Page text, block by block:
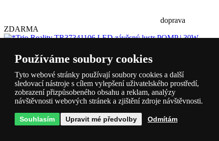
doprava
ZDARMA
*Trio Reality TR37341106 LED závěsný
lustr POMP | 30W integrovaný LED zdroj | 4300lm | 2700-
6500KKód: TR37341106
skladem > 10 ks
3 254 Kč Ušetříte -30 %
Koupit
Používáme soubory cookies
Tyto webové stránky používají soubory cookies a další
sledovací nástroje s cílem vylepšení uživatelského prostředí,
zobrazení přizpůsobeného obsahu a reklam, analýzy
návštěvnosti webových stránek a zjištění zdroje návštěvnosti.
Souhlasím Upravit mé předvolby Odmítám